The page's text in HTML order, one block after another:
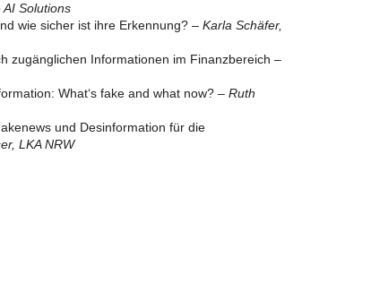
Solutions
wie sicher ist ihre Erkennung? – Karla Schäfer,
zugänglichen Informationen im Finanzbereich –
What‘s fake and what now? – Ruth
und Desinformation für die
LKA NRW